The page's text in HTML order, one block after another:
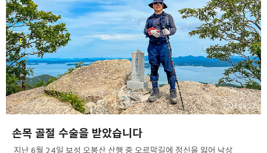
사진, 음악, 영화, 컴퓨터, IT
구독하기
카카오톡 라인 트위터
밴드 네이버 블로그 Pocket
손목 골절 수술을 받았습니다
2023.08.22
​ 지난 6월 24일 보성 오봉산 산행 중 오르막길에 정신을 잃어 낙상